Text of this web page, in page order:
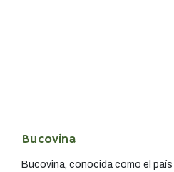
Bucovina
Bucovina, conocida como el